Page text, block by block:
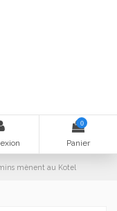
0
Panier
mènent au Kotel